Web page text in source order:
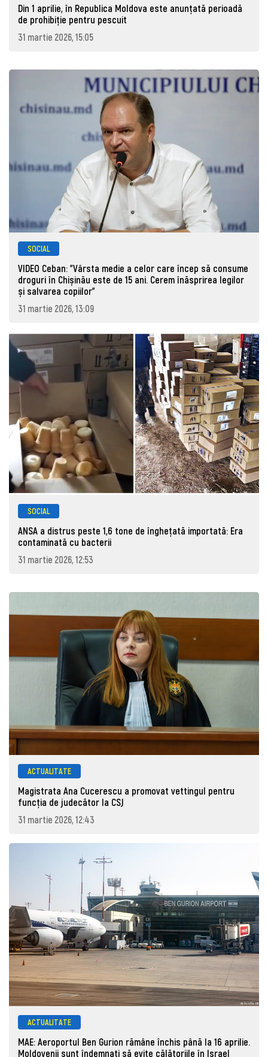
Din 1 aprilie, în Republica Moldova este anunţată perioadă
de prohibiţie pentru pescuit
31 martie 2026, 15:05
SOCIAL
VIDEO Ceban: "Vârsta medie a celor care încep să consume
droguri în Chișinău este de 15 ani. Cerem înăsprirea legilor
și salvarea copiilor"
31 martie 2026, 13:09
SOCIAL
ANSA a distrus peste 1,6 tone de înghețată importată: Era
contaminată cu bacterii
31 martie 2026, 12:53
ACTUALITATE
Magistrata Ana Cucerescu a promovat vettingul pentru
funcția de judecător la CSJ
31 martie 2026, 12:43
ACTUALITATE
MAE: Aeroportul Ben Gurion rămâne închis până la 16 aprilie.
Moldovenii sunt îndemnați să evite călătoriile în Israel